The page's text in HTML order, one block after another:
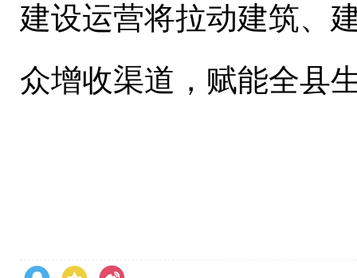
建设运营将拉动建筑、
众增收渠道，赋能全县